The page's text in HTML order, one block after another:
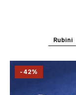
Rubini
-42%